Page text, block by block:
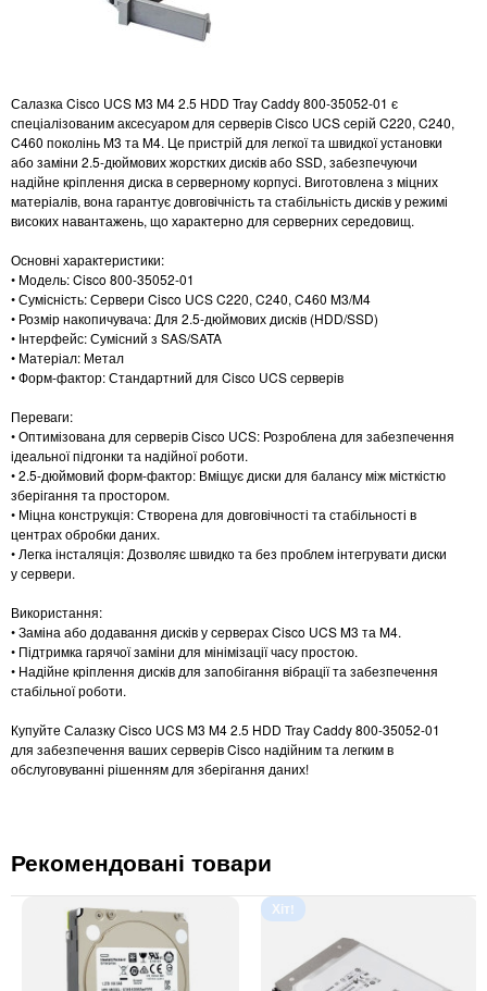
Салазка Cisco UCS M3 M4 2.5 HDD Tray Caddy 800-35052-01 є
спеціалізованим аксесуаром для серверів Cisco UCS серій C220, C240,
C460 поколінь M3 та M4. Це пристрій для легкої та швидкої установки
або заміни 2.5-дюймових жорстких дисків або SSD, забезпечуючи
надійне кріплення диска в серверному корпусі. Виготовлена з міцних
матеріалів, вона гарантує довговічність та стабільність дисків у режимі
високих навантажень, що характерно для серверних середовищ.
Основні характеристики:
• Модель: Cisco 800-35052-01
• Сумісність: Сервери Cisco UCS C220, C240, C460 M3/M4
• Розмір накопичувача: Для 2.5-дюймових дисків (HDD/SSD)
• Інтерфейс: Сумісний з SAS/SATA
• Матеріал: Метал
• Форм-фактор: Стандартний для Cisco UCS серверів
Переваги:
• Оптимізована для серверів Cisco UCS: Розроблена для забезпечення
ідеальної підгонки та надійної роботи.
• 2.5-дюймовий форм-фактор: Вміщує диски для балансу між місткістю
зберігання та простором.
• Міцна конструкція: Створена для довговічності та стабільності в
центрах обробки даних.
• Легка інсталяція: Дозволяє швидко та без проблем інтегрувати диски
у сервери.
Використання:
• Заміна або додавання дисків у серверах Cisco UCS M3 та M4.
• Підтримка гарячої заміни для мінімізації часу простою.
• Надійне кріплення дисків для запобігання вібрації та забезпечення
стабільної роботи.
Купуйте Салазку Cisco UCS M3 M4 2.5 HDD Tray Caddy 800-35052-01
для забезпечення ваших серверів Cisco надійним та легким в
обслуговуванні рішенням для зберігання даних!
Рекомендовані товари
Хіт!